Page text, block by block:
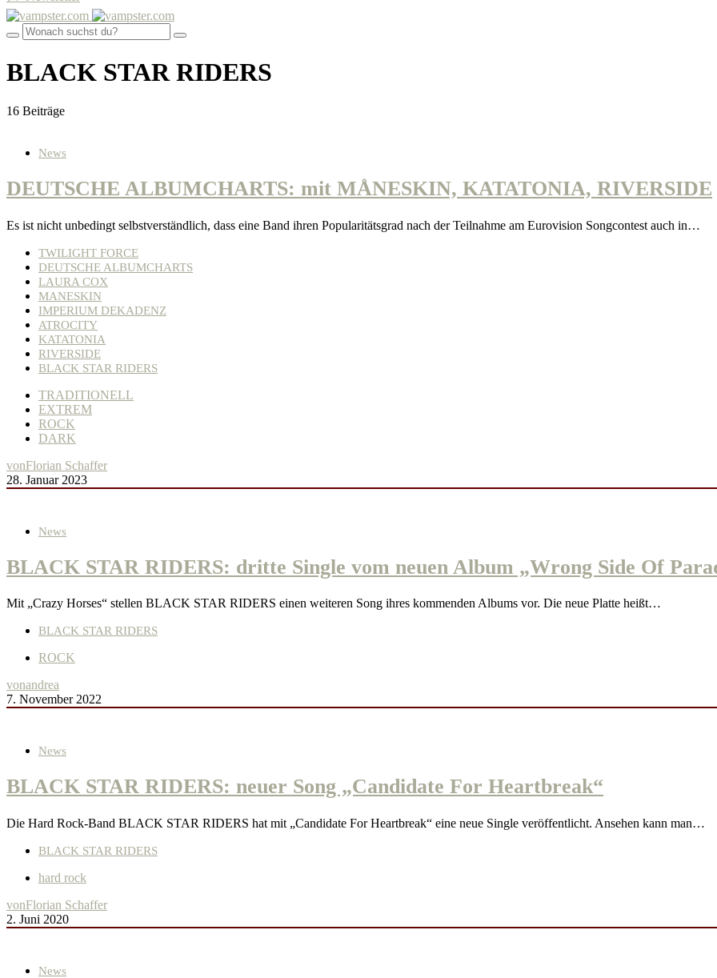
BLACK STAR RIDERS
16 Beiträge
News
DEUTSCHE ALBUMCHARTS: mit MÅNESKIN, KATATONIA, RIVERSIDE
Es ist nicht unbedingt selbstverständlich, dass eine Band ihren Popularitätsgrad nach der Teilnahme am Eurovision Songcontest auch in…
TWILIGHT FORCE
DEUTSCHE ALBUMCHARTS
LAURA COX
MANESKIN
IMPERIUM DEKADENZ
ATROCITY
KATATONIA
RIVERSIDE
BLACK STAR RIDERS
TRADITIONELL
EXTREM
ROCK
DARK
vonFlorian Schaffer
28. Januar 2023
News
BLACK STAR RIDERS: dritte Single vom neuen Album „Wrong Side Of
Mit „Crazy Horses“ stellen BLACK STAR RIDERS einen weiteren Song ihres kommenden Albums vor. Die neue Platte heißt…
BLACK STAR RIDERS
ROCK
vonandrea
7. November 2022
News
BLACK STAR RIDERS: neuer Song „Candidate For Heartbreak“
Die Hard Rock-Band BLACK STAR RIDERS hat mit „Candidate For Heartbreak“ eine neue Single veröffentlicht. Ansehen kann man…
BLACK STAR RIDERS
hard rock
vonFlorian Schaffer
2. Juni 2020
News